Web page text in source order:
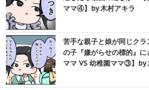
ママ④】by 木村アキラ
苦手な親子と娘が同じク
の子『嫌がらせの標的』
ママ VS 幼稚園ママ③】by